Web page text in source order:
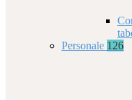
Personale 126